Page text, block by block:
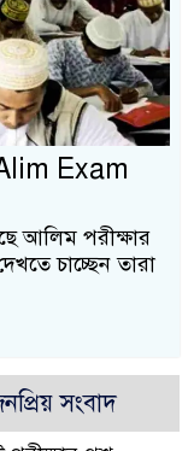
Exam
আলিম পরীক্ষার
চাচ্ছেন তারা
সংবাদ